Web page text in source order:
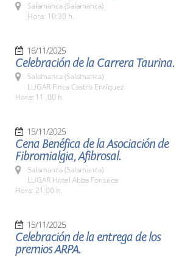
Salamanca (Salamanca)
Hora: 10:30 h.
16/11/2025
Celebración de la Carrera Taurina.
Salamanca (Salamanca)
LUGAR Finca Castro Enríquez
Hora: 11 ,00 h.
15/11/2025
Cena Benéfica de la Asociación de
Fibromialgia, Afibrosal.
Salamanca (Salamanca)
LUGAR Hotel Abba Fonseca
Hora: 21:00 h.
15/11/2025
Celebración de la entrega de los
premios ARPA.